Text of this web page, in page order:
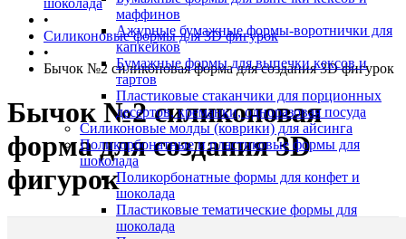
маффинов
Ажурные бумажные формы-воротнички для
капкейков
Бумажные формы для выпечки кексов и
тартов
Пластиковые стаканчики для порционных
десертов, креманки, одноразовая посуда
Силиконовые молды (коврики) для айсинга
Поликорбонатные и пластиковые формы для
шоколада
Поликорбонатные формы для конфет и
шоколада
Пластиковые тематические формы для
шоколада
шоколада
•
Силиконовые формы для 3D фигурок
•
Бычок №2 силиконовая форма для создания 3D фигурок
Бычок №2 силиконовая
форма для создания 3D
фигурок